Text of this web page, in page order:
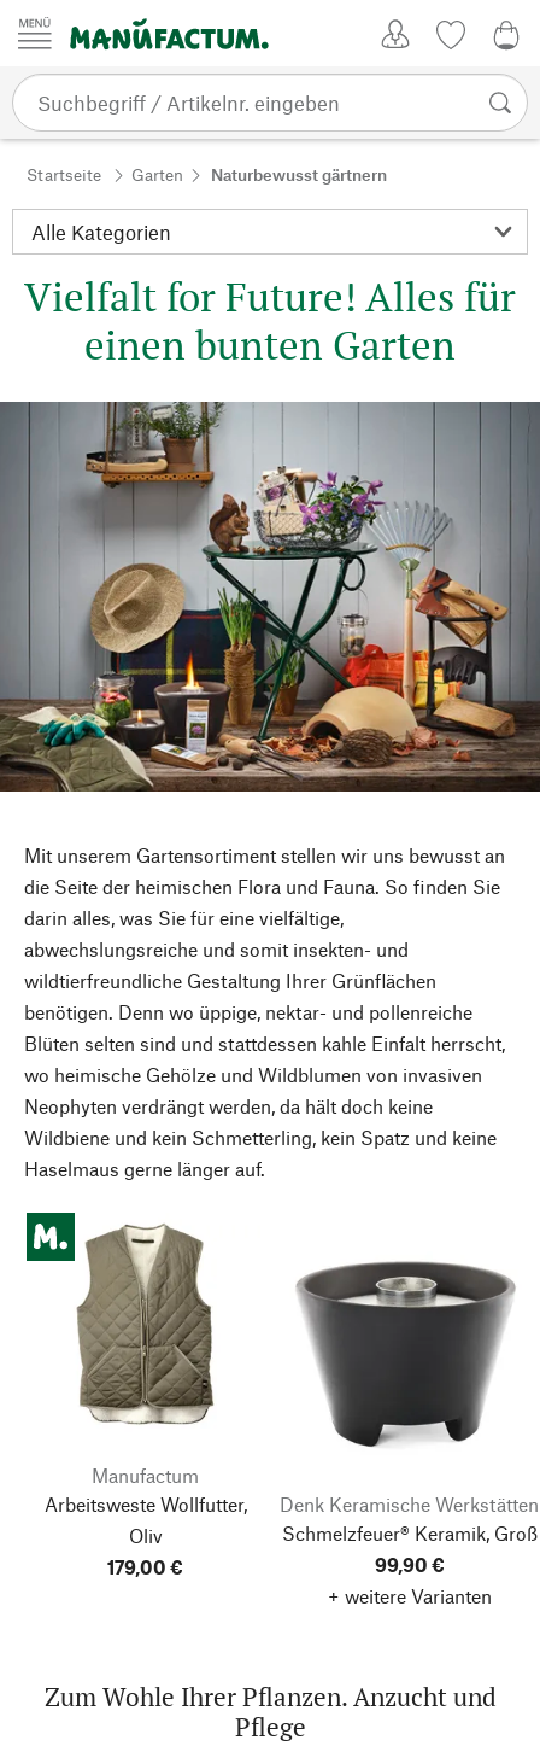
Zum Inhalt springen
Startseite Garten Naturbewusst gärtnern
Vielfalt for Future! Alles für
einen bunten Garten
Mit unserem Gartensortiment stellen wir uns bewusst an
die Seite der heimischen Flora und Fauna. So finden Sie
darin alles, was Sie für eine vielfältige,
abwechslungsreiche und somit insekten- und
wildtierfreundliche Gestaltung Ihrer Grünflächen
benötigen. Denn wo üppige, nektar- und pollenreiche
Blüten selten sind und stattdessen kahle Einfalt herrscht,
wo heimische Gehölze und Wildblumen von invasiven
Neophyten verdrängt werden, da hält doch keine
Wildbiene und kein Schmetterling, kein Spatz und keine
Haselmaus gerne länger auf.
Manufactum
Arbeitsweste Wollfutter,
Oliv
179,00 €
Denk Keramische Werkstätten
Schmelzfeuer® Keramik, Groß
99,90 €
+ weitere Varianten
Zum Wohle Ihrer Pflanzen. Anzucht und
Pflege